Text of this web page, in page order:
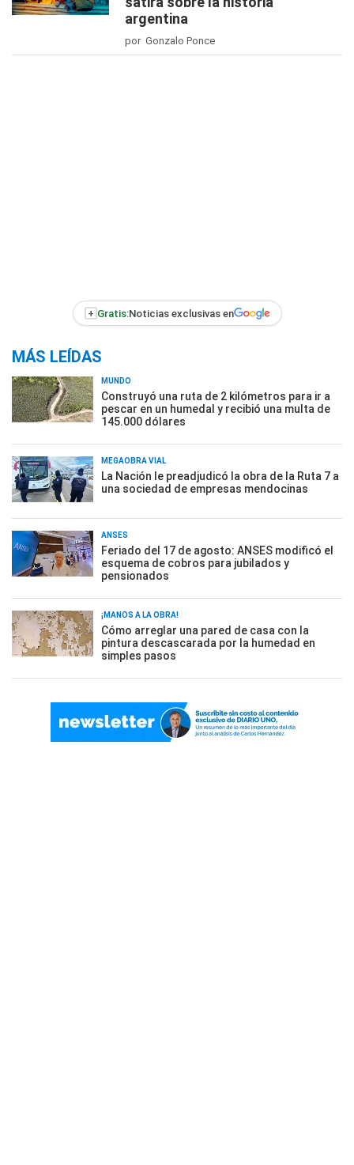
argentina
por Gonzalo Ponce
+ Gratis:Noticias exclusivas en
MÁS LEÍDAS
MUNDO
Construyó una ruta de 2 kilómetros para ir a
pescar en un humedal y recibió una multa de
145.000 dólares
MEGAOBRA VIAL
La Nación le preadjudicó la obra de la Ruta 7 a
una sociedad de empresas mendocinas
ANSES
Feriado del 17 de agosto: ANSES modificó el
esquema de cobros para jubilados y
pensionados
¡MANOS A LA OBRA!
Cómo arreglar una pared de casa con la
pintura descascarada por la humedad en
simples pasos